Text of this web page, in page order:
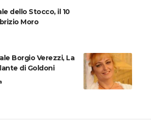
dello Stocco, il 10
Moro
Borgio Verezzi, La
di Goldoni